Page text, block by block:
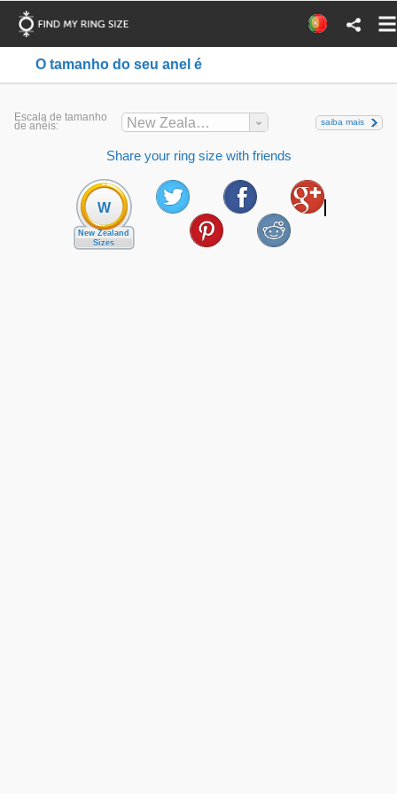
O tamanho do seu anel é
Escala de tamanho
de anéis: New Zealand saiba mais
Share your ring size with friends
W
New Zealand
Sizes